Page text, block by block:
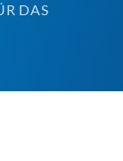
DAS